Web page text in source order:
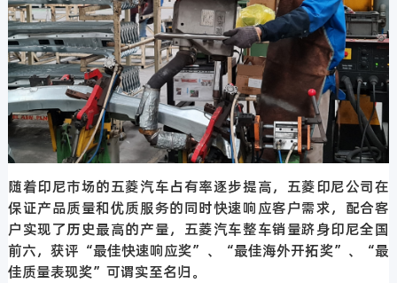
随着印尼市场的五菱汽车占有率逐步提高，五菱印尼公司在
保证产品质量和优质服务的同时快速响应客户需求，配合客
户实现了历史最高的产量，五菱汽车整车销量跻身印尼全国
前六，获评“最佳快速响应奖”、“最佳海外开拓奖”、“最
佳质量表现奖”可谓实至名归。